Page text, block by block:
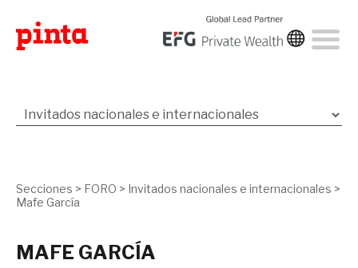
Secciones > FORO > Invitados nacionales e internacionales >
Mafe García
MAFE GARCÍA